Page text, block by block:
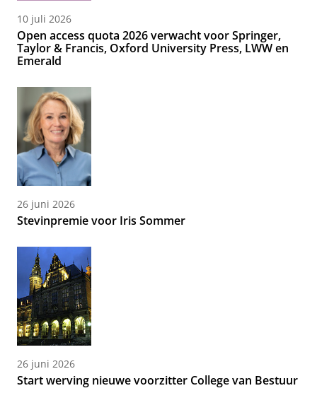
10 juli 2026
Open access quota 2026 verwacht voor Springer,
Taylor & Francis, Oxford University Press, LWW en
Emerald
26 juni 2026
Stevinpremie voor Iris Sommer
26 juni 2026
Start werving nieuwe voorzitter College van Bestuur